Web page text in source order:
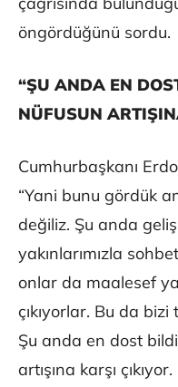
öngördüğünü sordu.
“ŞU ANDA EN
NÜFUSUN
Cumhurbaşkanı
“Yani bunu gördük
değiliz. Şu anda
yakınlarımızla
onlar da maalesef
çıkıyorlar. Bu da
Şu anda en dost
artışına karşı